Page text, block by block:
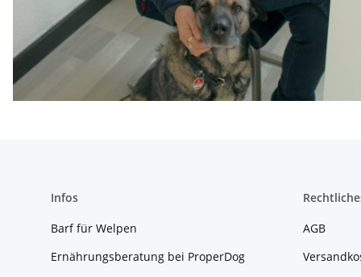
Infos
Barf für Welpen
Ernährungsberatung bei ProperDog
AGB